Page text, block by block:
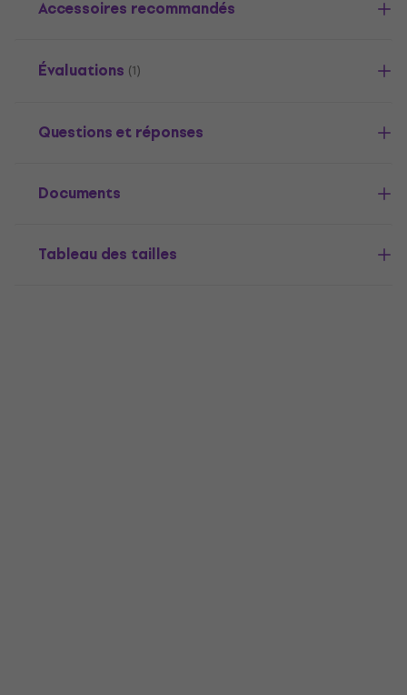
Accessoires recommandés
Évaluations (1)
Questions et réponses
Documents
Tableau des tailles